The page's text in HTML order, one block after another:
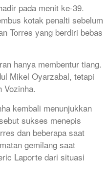
pada menit ke-39.
kotak penalti sebelum
Torres yang berdiri bebas
hanya membentur tiang.
Mikel Oyarzabal, tetapi
Vozinha.
kembali menunjukkan
sukses menepis
dan beberapa saat
gemilang saat
Laporte dari situasi